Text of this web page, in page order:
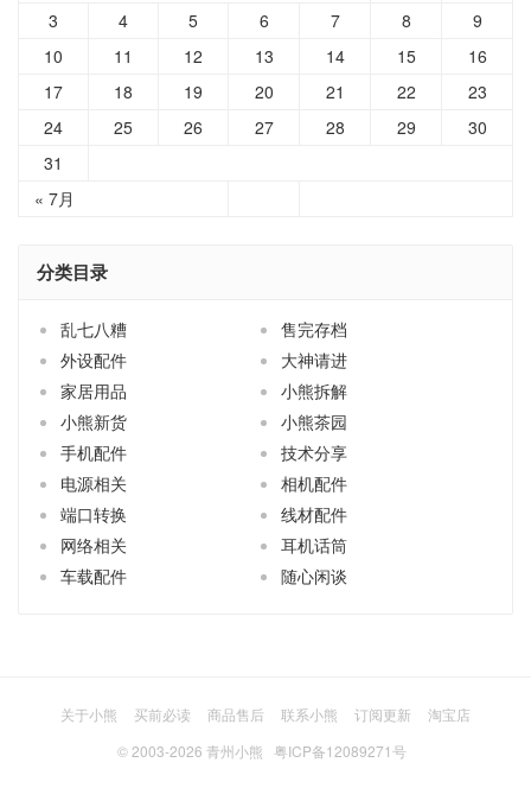
« 7月
3
4 5 6 7 8
9
10
11 12 13 14 15
16
17
18 19 20 21 22
23
24
25 26 27 28 29
30
31
分类目录
乱七八糟
售完存档
外设配件
大神请进
家居用品
小熊拆解
小熊新货
小熊茶园
手机配件
技术分享
电源相关
相机配件
端口转换
线材配件
网络相关
耳机话筒
车载配件
随心闲谈
关于小熊 买前必读 商品售后 联系小熊 订阅更新
淘宝店
© 2003-2026 青州小熊 粤ICP备12089271号